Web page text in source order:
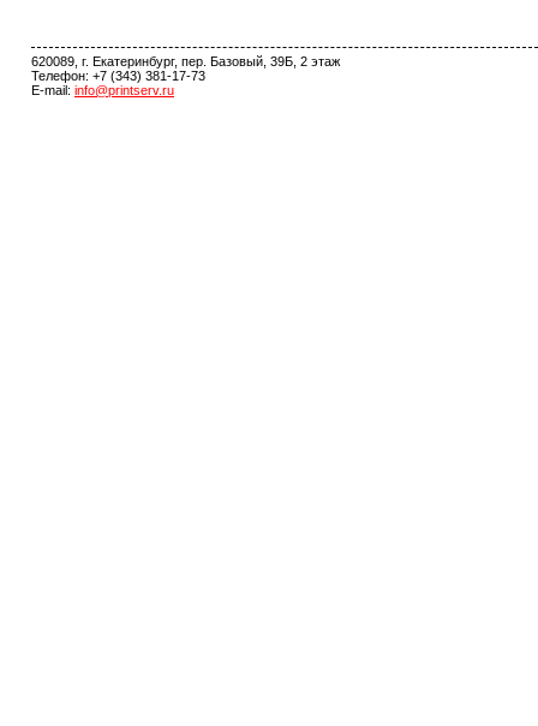
620089, г. Екатеринбург, пер. Базовый, 39Б, 2 этаж
Телефон: +7 (343) 381-17-73
E-mail: info@printserv.ru